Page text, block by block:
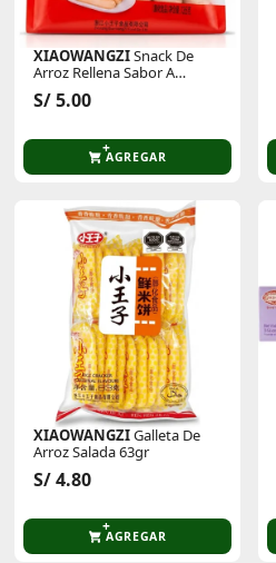
XIAOWANGZISnack De
Arroz Rellena Sabor A
Crema
S/ 5.00
AGREGAR
XIAOWANGZIGalleta De
Arroz Salada 63gr
S/ 4.80
AGREGAR